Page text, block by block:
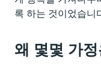
록 하는 것이었습니
왜 몇몇 가